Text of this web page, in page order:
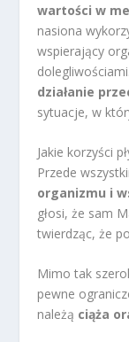
wartości w
nasiona
wspierający
działanie
sytuacje, w
Jakie korzyści
Przede
organizmu i
głosi, że sam
twierdząc, że
Mimo tak
pewne
należą ciąża